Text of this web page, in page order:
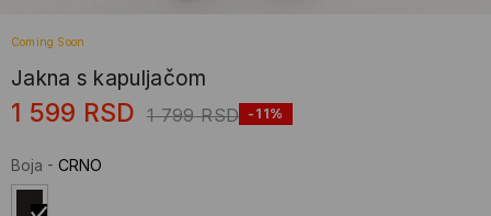
Coming Soon
Jakna s kapuljačom
1 599 RSD 1 799 RSD -11%
Boja - CRNO